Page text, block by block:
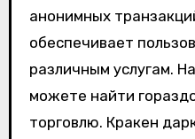
анонимных
обеспечивает
различным услугам.
можете найти
торговлю. Кракен